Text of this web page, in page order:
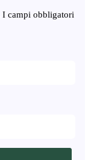
I campi obbligatori